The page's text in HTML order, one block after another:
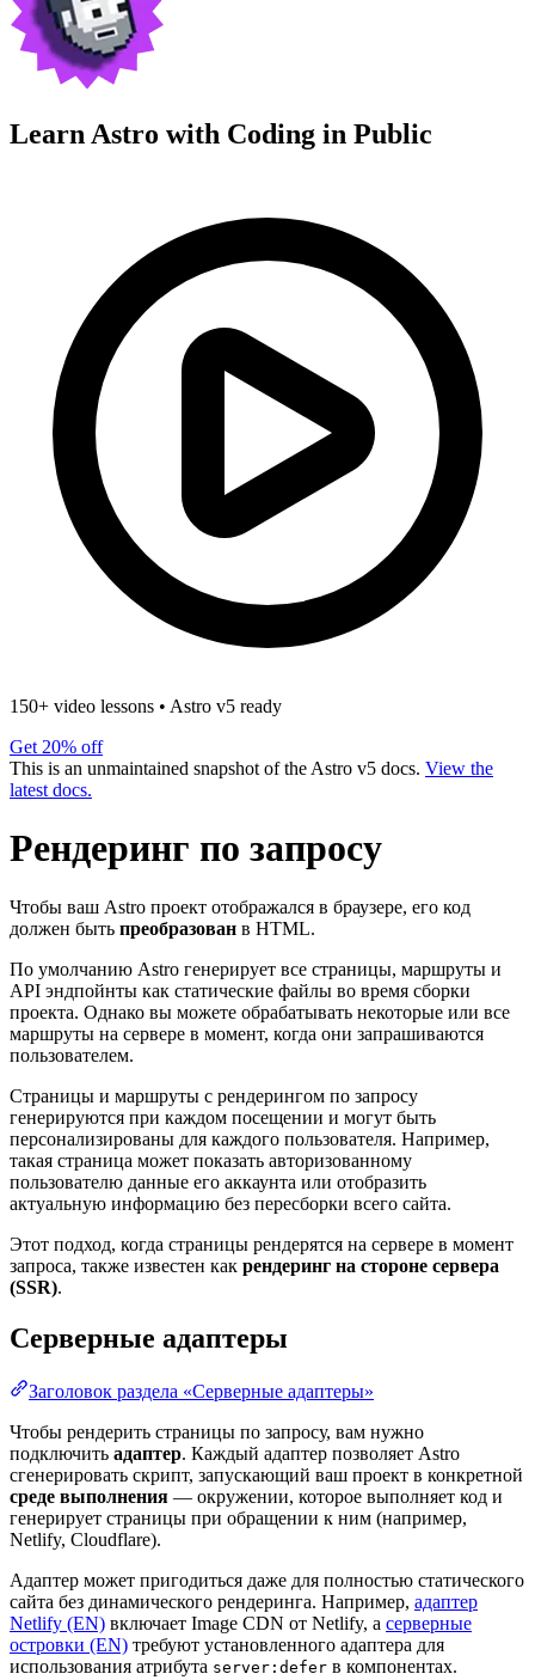
Learn Astro with Coding in Public
150+ video lessons • Astro v5 ready
Get 20% off
This is an unmaintained snapshot of the Astro v5 docs. View the
latest docs.
Рендеринг по запросу
Чтобы ваш Astro проект отображался в браузере, его код
должен быть преобразован в HTML.
По умолчанию Astro генерирует все страницы, маршруты и
API эндпойнты как статические файлы во время сборки
проекта. Однако вы можете обрабатывать некоторые или все
маршруты на сервере в момент, когда они запрашиваются
пользователем.
Страницы и маршруты с рендерингом по запросу
генерируются при каждом посещении и могут быть
персонализированы для каждого пользователя. Например,
такая страница может показать авторизованному
пользователю данные его аккаунта или отобразить
актуальную информацию без пересборки всего сайта.
Этот подход, когда страницы рендерятся на сервере в момент
запроса, также известен как рендеринг на стороне сервера
(SSR).
Серверные адаптеры
Заголовок раздела «Серверные адаптеры»
Чтобы рендерить страницы по запросу, вам нужно
подключить адаптер. Каждый адаптер позволяет Astro
сгенерировать скрипт, запускающий ваш проект в конкретной
среде выполнения — окружении, которое выполняет код и
генерирует страницы при обращении к ним (например,
Netlify, Cloudflare).
Адаптер может пригодиться даже для полностью статического
сайта без динамического рендеринга. Например, адаптер
Netlify (EN) включает Image CDN от Netlify, а серверные
островки (EN) требуют установленного адаптера для
использования атрибута server:defer в компонентах.